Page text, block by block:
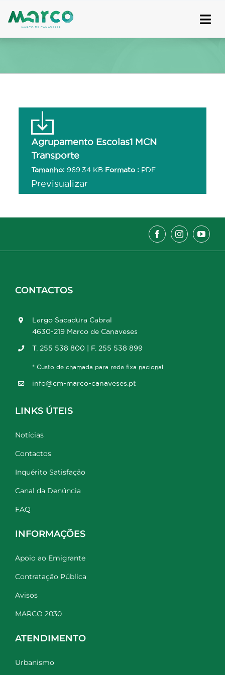
to
Agrupamento Escolas1 MCN
Transporte
Tamanho: 969.34 KB Formato : PDF
Previsualizar
CONTACTOS
Largo Sacadura Cabral
4630-219 Marco de Canaveses
T. 255 538 800 | F. 255 538 899
* Custo de chamada para rede fixa nacional
info@cm-marco-canaveses.pt
LINKS ÚTEIS
Notícias
Contactos
Inquérito Satisfação
Canal da Denúncia
FAQ
INFORMAÇÕES
Apoio ao Emigrante
Contratação Pública
Avisos
MARCO 2030
ATENDIMENTO
Urbanismo